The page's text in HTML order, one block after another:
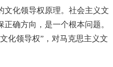
化领导权原理。社会主义文
确方向，是一个根本问题。
化领导权”，对马克思主义文